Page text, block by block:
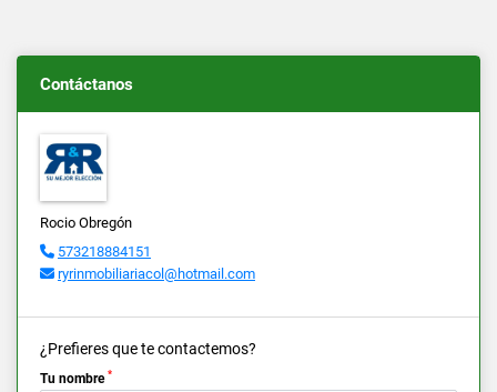
Contáctanos
Rocio Obregón
573218884151
ryrinmobiliariacol@hotmail.com
¿Prefieres que te contactemos?
Tu nombre *